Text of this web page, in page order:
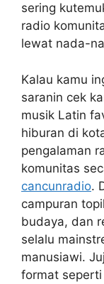
sering
radio
lewat nada-
Kalau kamu
saranin cek
musik Latin
hiburan di
pengalaman
komunitas
cancunradio.
campuran
budaya, dan
selalu
manusiawi.
format